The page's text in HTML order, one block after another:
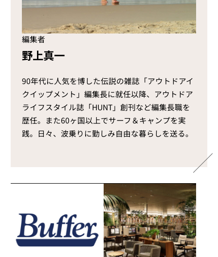
編集者
野上真一
90年代に人気を博した伝説の雑誌「アウトドアイ
クイップメント」編集長に就任以降、アウトドア
ライフスタイル誌「HUNT」創刊など編集長職を
歴任。また60ヶ国以上でサーフ＆キャンプを実
践。日々、波乗りに勤しみ自由な暮らしを送る。